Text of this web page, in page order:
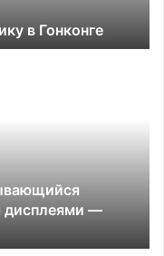
в Гонконге
дисплеями —